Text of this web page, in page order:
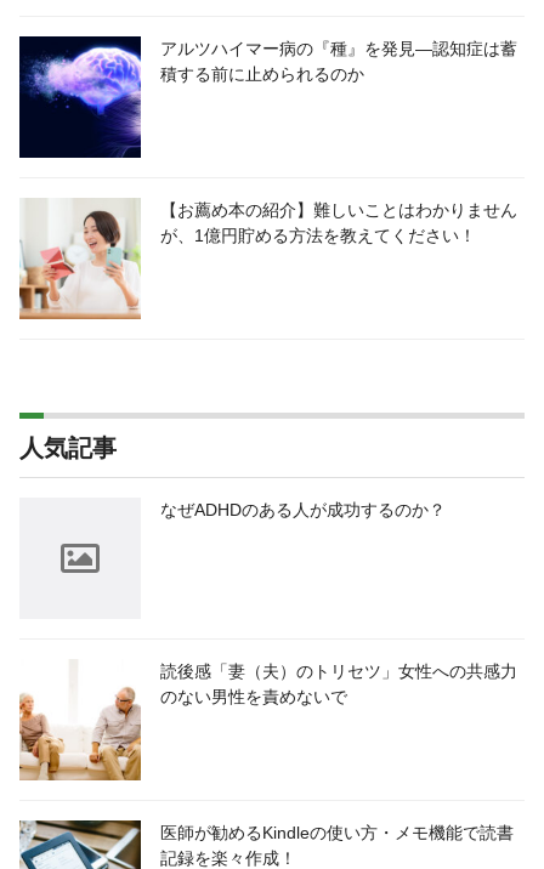
アルツハイマー病の『種』を発見―認知症は蓄
積する前に止められるのか
【お薦め本の紹介】難しいことはわかりません
が、1億円貯める方法を教えてください！
人気記事
なぜADHDのある人が成功するのか？
読後感「妻（夫）のトリセツ」女性への共感力
のない男性を責めないで
医師が勧めるKindleの使い方・メモ機能で読書
記録を楽々作成！